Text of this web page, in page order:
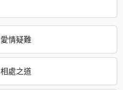
愛情疑難
相處之道